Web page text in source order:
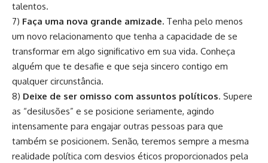
talentos.
7) Faça uma nova grande amizade. Tenha pelo menos
um novo relacionamento que tenha a capacidade de se
transformar em algo significativo em sua vida. Conheça
alguém que te desafie e que seja sincero contigo em
qualquer circunstância.
8) Deixe de ser omisso com assuntos políticos. Supere
as “desilusões” e se posicione seriamente, agindo
intensamente para engajar outras pessoas para que
também se posicionem. Senão, teremos sempre a mesma
realidade política com desvios éticos proporcionados pela